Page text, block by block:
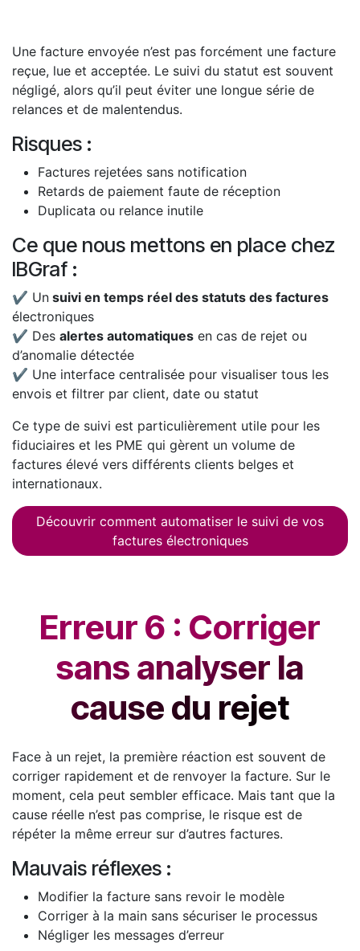
Une facture envoyée n’est pas forcément une facture
reçue, lue et acceptée. Le suivi du statut est souvent
négligé, alors qu’il peut éviter une longue série de
relances et de malentendus.
Risques :
Factures rejetées sans notification
Retards de paiement faute de réception
Duplicata ou relance inutile
Ce que nous mettons en place chez
IBGraf :
✔ Un suivi en temps réel des statuts des factures
électroniques
✔ Des alertes automatiques en cas de rejet ou
d’anomalie détectée
✔ Une interface centralisée pour visualiser tous les
envois et filtrer par client, date ou statut
Ce type de suivi est particulièrement utile pour les
fiduciaires et les PME qui gèrent un volume de
factures élevé vers différents clients belges et
internationaux.
Découvrir comment automatiser le suivi de vos
factures électroniques
Erreur 6 : Corriger
sans analyser la
cause du rejet
Face à un rejet, la première réaction est souvent de
corriger rapidement et de renvoyer la facture. Sur le
moment, cela peut sembler efficace. Mais tant que la
cause réelle n’est pas comprise, le risque est de
répéter la même erreur sur d’autres factures.
Mauvais réflexes :
Modifier la facture sans revoir le modèle
Corriger à la main sans sécuriser le processus
Négliger les messages d’erreur